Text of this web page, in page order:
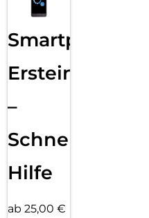
Smartphone
Ersteinrichtung
–
Schnelle
Hilfe
ab 25,00 €